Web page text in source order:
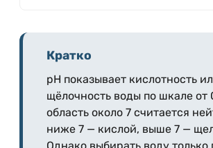
Кратко
pH показывает кислотность
щёлочность воды по шкале от
область около 7 считается
ниже 7 — кислой, выше 7 —